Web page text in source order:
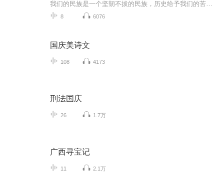
8 6076
国庆美诗文
108 4173
刑法国庆
26 1.7万
广西寻宝记
11 2.1万